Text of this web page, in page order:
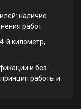
наличие
работ
й километр,
и без
работы и